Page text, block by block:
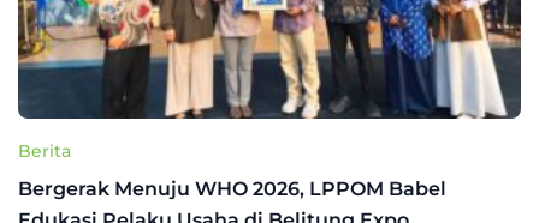
Berita
Bergerak Menuju WHO 2026, LPPOM Babel